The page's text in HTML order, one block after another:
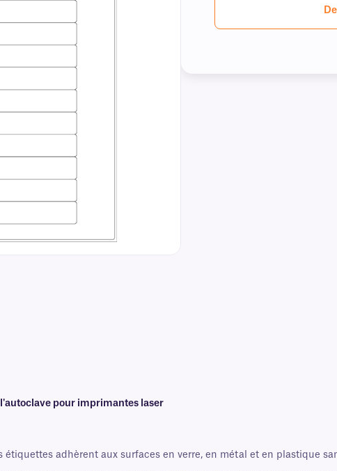
pour imprimantes laser
adhèrent aux surfaces en verre, en métal et en plastique